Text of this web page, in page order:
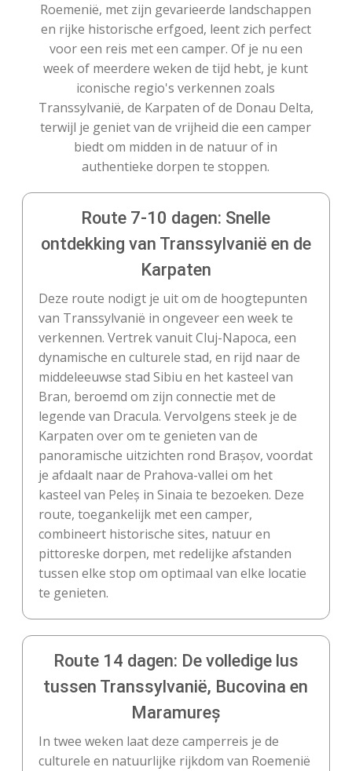
Roemenië, met zijn gevarieerde landschappen
en rijke historische erfgoed, leent zich perfect
voor een reis met een camper. Of je nu een
week of meerdere weken de tijd hebt, je kunt
iconische regio's verkennen zoals
Transsylvanië, de Karpaten of de Donau Delta,
terwijl je geniet van de vrijheid die een camper
biedt om midden in de natuur of in
authentieke dorpen te stoppen.
Route 7-10 dagen: Snelle
ontdekking van Transsylvanië en de
Karpaten
Deze route nodigt je uit om de hoogtepunten
van Transsylvanië in ongeveer een week te
verkennen. Vertrek vanuit Cluj-Napoca, een
dynamische en culturele stad, en rijd naar de
middeleeuwse stad Sibiu en het kasteel van
Bran, beroemd om zijn connectie met de
legende van Dracula. Vervolgens steek je de
Karpaten over om te genieten van de
panoramische uitzichten rond Brașov, voordat
je afdaalt naar de Prahova-vallei om het
kasteel van Peleș in Sinaia te bezoeken. Deze
route, toegankelijk met een camper,
combineert historische sites, natuur en
pittoreske dorpen, met redelijke afstanden
tussen elke stop om optimaal van elke locatie
te genieten.
Route 14 dagen: De volledige lus
tussen Transsylvanië, Bucovina en
Maramureș
In twee weken laat deze camperreis je de
culturele en natuurlijke rijkdom van Roemenië